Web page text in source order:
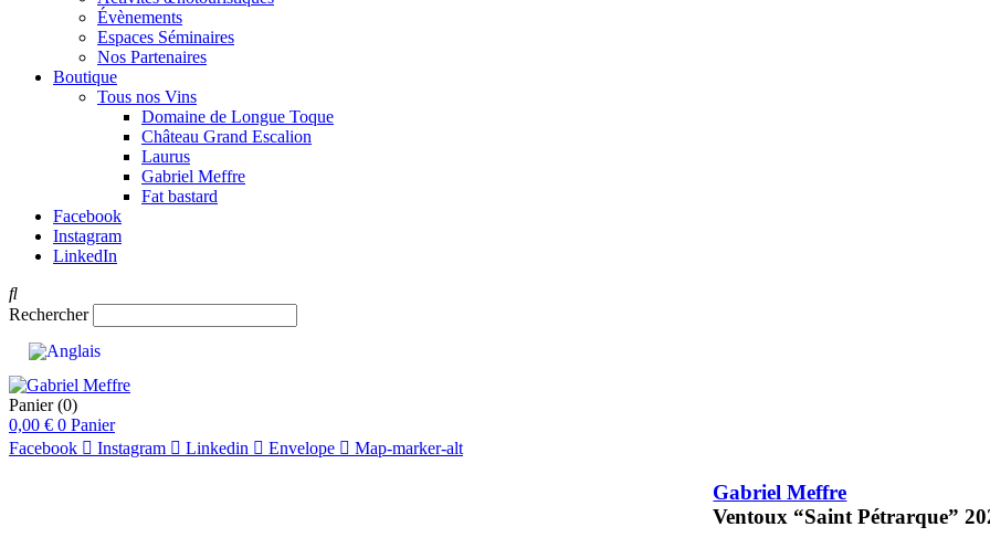
Évènements
Espaces Séminaires
Nos Partenaires
Boutique
Tous nos Vins
Domaine de Longue Toque
Château Grand Escalion
Laurus
Gabriel Meffre
Fat bastard
Facebook
Instagram
LinkedIn
Rechercher
Panier (0)
0,00 € 0 Panier
Facebook
Instagram Linkedin Envelope Map-marker-alt
Gabriel Meffre
Ventoux “Saint Pétrarque”